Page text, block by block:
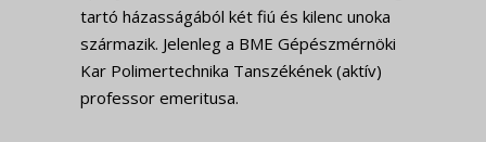
tartó házasságából két fiú és kilenc unoka
származik. Jelenleg a BME Gépészmérnöki
Kar Polimertechnika Tanszékének (aktív)
professor emeritusa.